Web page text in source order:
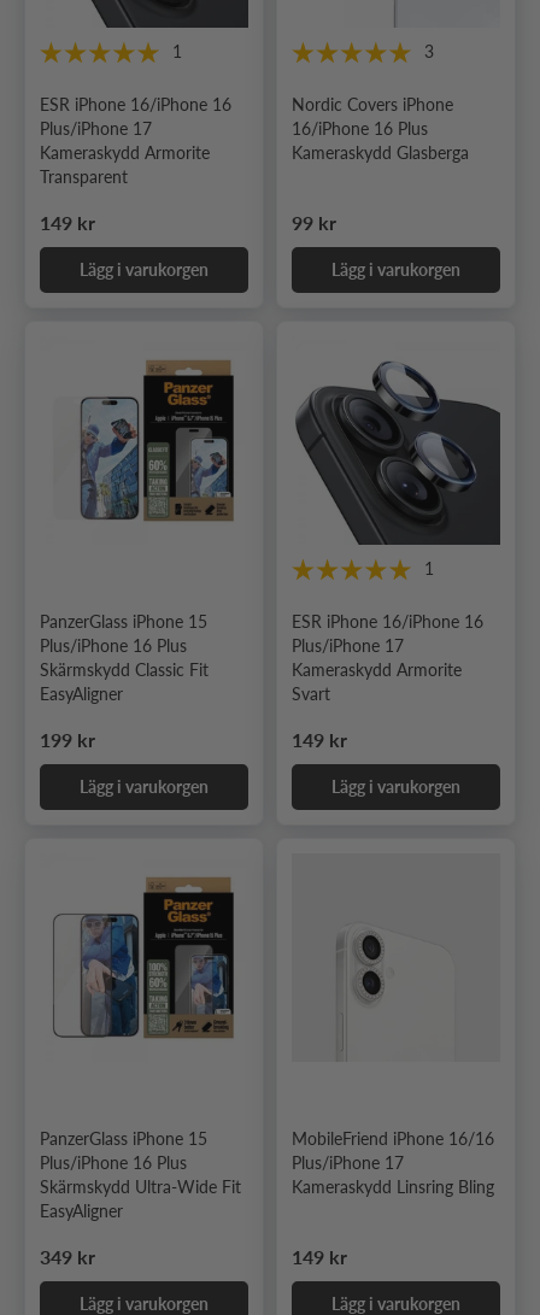
1
ESR iPhone 16/iPhone 16
Plus/iPhone 17
Kameraskydd Armorite
Transparent
Ordinarie pris
149 kr
Lägg i varukorgen
3
Nordic Covers iPhone
16/iPhone 16 Plus
Kameraskydd Glasberga
Ordinarie pris
99 kr
Lägg i varukorgen
PanzerGlass iPhone 15
Plus/iPhone 16 Plus
Skärmskydd Classic Fit
EasyAligner
Ordinarie pris
199 kr
Lägg i varukorgen
1
ESR iPhone 16/iPhone 16
Plus/iPhone 17
Kameraskydd Armorite
Svart
Ordinarie pris
149 kr
Lägg i varukorgen
PanzerGlass iPhone 15
Plus/iPhone 16 Plus
Skärmskydd Ultra-Wide Fit
EasyAligner
Ordinarie pris
349 kr
Lägg i varukorgen
MobileFriend iPhone 16/16
Plus/iPhone 17
Kameraskydd Linsring Bling
Ordinarie pris
149 kr
Lägg i varukorgen